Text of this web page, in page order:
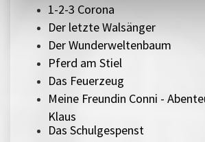
1-2-3 Corona
Der letzte Walsänger
Der Wunderweltenbaum
Pferd am Stiel
Das Feuerzeug
Meine Freundin Conni -
Klaus
Das Schulgespenst